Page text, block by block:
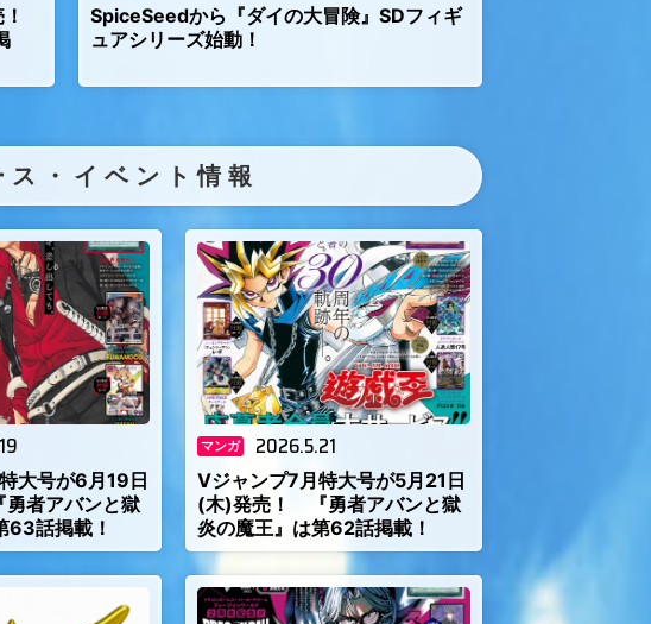
！
SpiceSeedから『ダイの大冒険』SDフィギ
ュアシリーズ始動！
ス・イベント情報
大号が6月19日
者アバンと獄
63話掲載！
マンガ 2026.5.21
Vジャンプ7月特大号が5月21日
(木)発売！ 『勇者アバンと獄
炎の魔王』は第62話掲載！